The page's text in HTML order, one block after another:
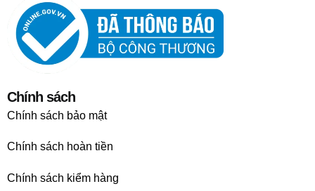
Chính sách
Chính sách bảo mật
Chính sách hoàn tiền
Chính sách kiểm hàng